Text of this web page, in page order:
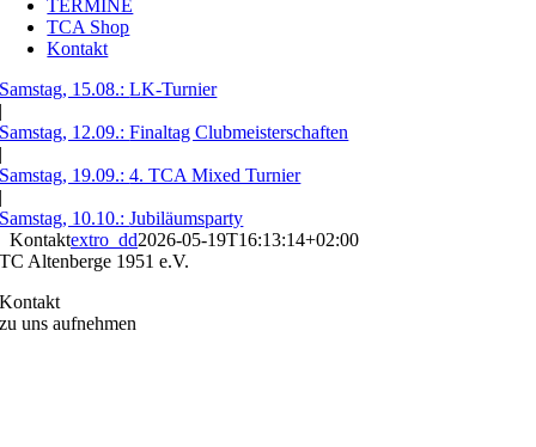
TERMINE
TCA Shop
Kontakt
Samstag, 15.08.:LK-Turnier
|
Samstag, 12.09.:Finaltag Clubmeisterschaften
|
Samstag, 19.09.:4. TCA Mixed Turnier
|
Samstag, 10.10.:Jubiläumsparty
Kontaktextro_dd2026-05-19T16:13:14+02:00
TC Altenberge 1951 e.V.
Kontakt
zu uns aufnehmen